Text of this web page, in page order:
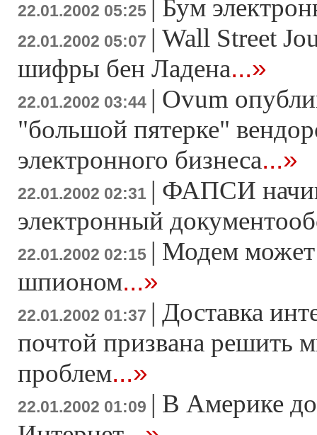
22.01.2002 05:25 | Бум
22.01.2002 05:07 | Wall Street
шифры бен Ладена...»
22.01.2002 03:44 | Ovum
"большой пятерке"
электронного бизнеса...»
22.01.2002 02:31 | ФАПСИ
электронный
22.01.2002 02:15 | Модем может
шпионом...»
22.01.2002 01:37 | Доставка
почтой призвана решить
проблем...»
22.01.2002 01:09 | В Америке